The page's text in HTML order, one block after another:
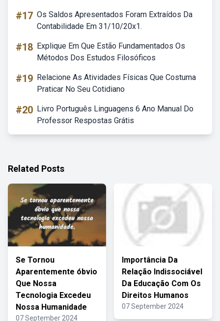
#17 Os Saldos Apresentados Foram Extraídos Da
Contabilidade Em 31/10/20x1.
#18 Explique Em Que Estão Fundamentados Os
Métodos Dos Estudos Filosóficos
#19 Relacione As Atividades Físicas Que Costuma
Praticar No Seu Cotidiano
#20 Livro Português Linguagens 6 Ano Manual Do
Professor Respostas Grátis
Related Posts
Se Tornou
Aparentemente óbvio
Que Nossa
Tecnologia Excedeu
Nossa Humanidade
07 September 2024
Importância Da
Relação Indissociável
Da Educação Com Os
Direitos Humanos
07 September 2024